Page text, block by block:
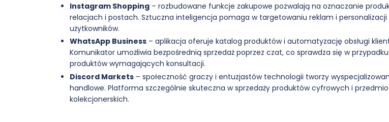
Instagram Shopping– rozbudowane funkcje zakupowe pozwalają na oznaczanie
relacjach i postach. Sztuczna inteligencja pomaga w targetowaniu reklam i
użytkowników.
WhatsApp Business– aplikacja oferuje katalog produktów i automatyzację obsługi
Komunikator umożliwia bezpośrednią sprzedaż poprzez czat, co sprawdza się w przypadku
produktów wymagających konsultacji.
Discord Markets– społeczność graczy i entuzjastów technologii tworzy
handlowe. Platforma szczególnie skuteczna w sprzedaży produktów cyfrowych i
kolekcjonerskich.